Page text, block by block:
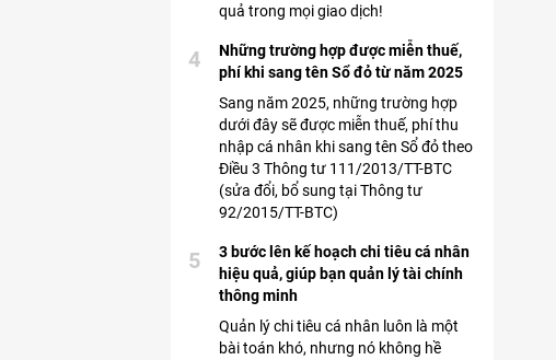
quả trong mọi giao dịch!
Những trường hợp được miễn thuế,
phí khi sang tên Sổ đỏ từ năm 2025
4
Sang năm 2025, những trường hợp
dưới đây sẽ được miễn thuế, phí thu
nhập cá nhân khi sang tên Sổ đỏ theo
Điều 3 Thông tư 111/2013/TT-BTC
(sửa đổi, bổ sung tại Thông tư
92/2015/TT-BTC)
3 bước lên kế hoạch chi tiêu cá nhân
hiệu quả, giúp bạn quản lý tài chính
thông minh
5
Quản lý chi tiêu cá nhân luôn là một
bài toán khó, nhưng nó không hề